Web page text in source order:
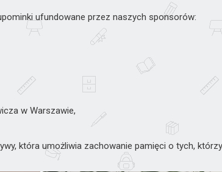
ufundowane przez naszych sponsorów:
w Warszawie,
która umożliwia zachowanie pamięci o tych,